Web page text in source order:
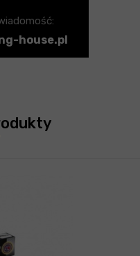
house.pl